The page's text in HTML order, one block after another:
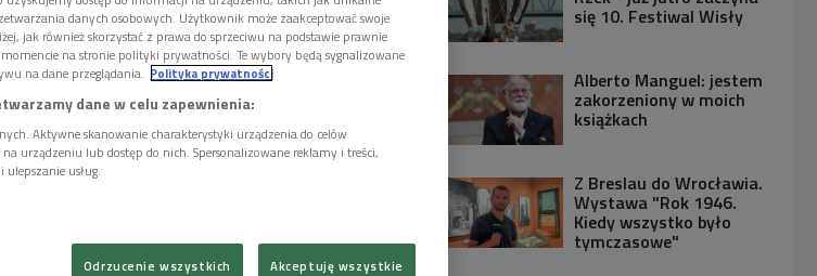
się 10. Festiwal Wisły
Alberto Manguel: jestem
zakorzeniony w moich
książkach
Z Breslau do Wrocławia.
Wystawa "Rok 1946.
Kiedy wszystko było
tymczasowe"
danych osobowych. Użytkownik może zaakceptować swoje
jak również skorzystać z prawa do sprzeciwu na podstawie prawnie
na stronie polityki prywatności. Te wybory będą sygnalizowane
na dane przeglądania. Polityka prywatności
dane w celu zapewnienia:
Aktywne skanowanie charakterystyki urządzenia do celów
urządzeniu lub dostęp do nich. Spersonalizowane reklamy i treści,
usług.
Odrzucenie wszystkich Akceptuję wszystkie